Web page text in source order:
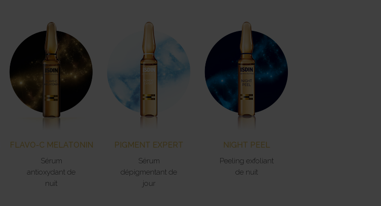
FLAVO-C MELATONIN
Sérum
antioxydant de
nuit
PIGMENT EXPERT
Sérum
dépigmentant de
jour
NIGHT PEEL
Peeling exfoliant
de nuit